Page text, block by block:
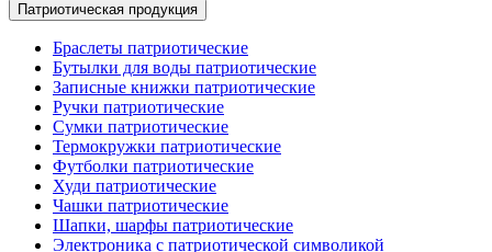
Патриотическая продукция
Браслеты патриотические
Бутылки для воды патриотические
Записные книжки патриотические
Ручки патриотические
Сумки патриотические
Термокружки патриотические
Футболки патриотические
Худи патриотические
Чашки патриотические
Шапки, шарфы патриотические
Электроника с патриотической символикой